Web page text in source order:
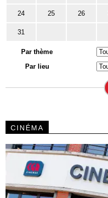
24 25 26
31
Par thème
Par lieu
CINÉMA